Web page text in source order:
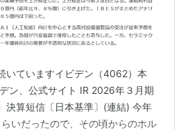
いていますイビデン（4062）本
ン、公式サイト IR 2026年３月期
決算短信〔日本基準〕(連結) 今年
いだったので、その頃からのホル